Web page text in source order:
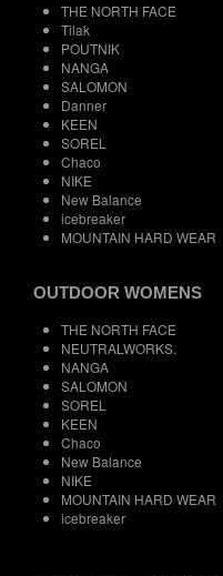
THE NORTH FACE
Tilak
POUTNIK
NANGA
SALOMON
Danner
KEEN
SOREL
Chaco
NIKE
New Balance
icebreaker
MOUNTAIN HARD WEAR
OUTDOOR WOMENS
THE NORTH FACE
NEUTRALWORKS.
NANGA
SALOMON
SOREL
KEEN
Chaco
New Balance
NIKE
MOUNTAIN HARD WEAR
icebreaker